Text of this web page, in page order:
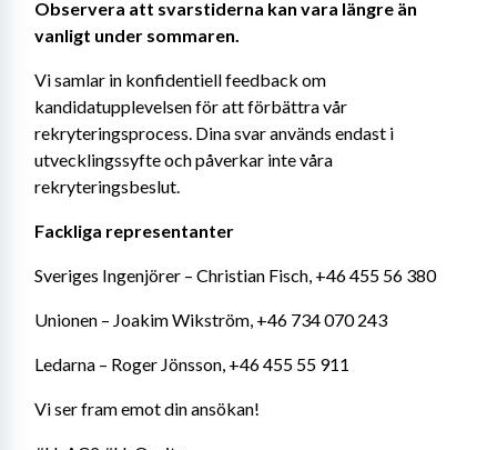
Observera att svarstiderna kan vara längre än
vanligt under sommaren.
Vi samlar in konfidentiell feedback om
kandidatupplevelsen för att förbättra vår
rekryteringsprocess. Dina svar används endast i
utvecklingssyfte och påverkar inte våra
rekryteringsbeslut.
Fackliga representanter
Sveriges Ingenjörer – Christian Fisch, +46 455 56 380
Unionen – Joakim Wikström, +46 734 070 243
Ledarna – Roger Jönsson, +46 455 55 911
Vi ser fram emot din ansökan!